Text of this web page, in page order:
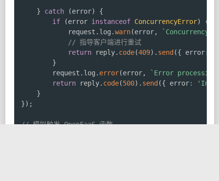
} catch (error)
{
if
(error instanceof ConcurrencyError)
{
            request
. log .warn(error, `
// 指导客户端进行重试
return reply. code(409) . send ({ error:
}
        request
. log . error(error, ` Error
return reply. code(500) . send ({ error:
}
}) ;
// 模拟触发 OpenFaaS 函数